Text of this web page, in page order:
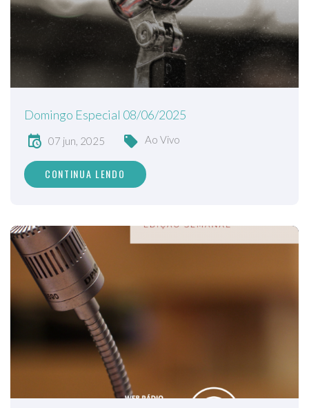
Domingo Especial 08/06/2025
07 jun, 2025 Ao Vivo
CONTINUA LENDO